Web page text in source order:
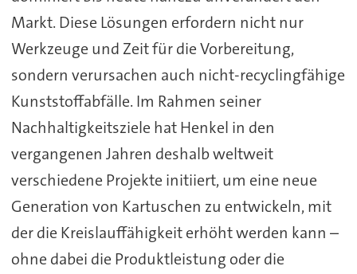
Markt. Diese Lösungen erfordern nicht nur
Werkzeuge und Zeit für die Vorbereitung,
sondern verursachen auch nicht-recyclingfähige
Kunststoffabfälle. Im Rahmen seiner
Nachhaltigkeitsziele hat Henkel in den
vergangenen Jahren deshalb weltweit
verschiedene Projekte initiiert, um eine neue
Generation von Kartuschen zu entwickeln, mit
der die Kreislauffähigkeit erhöht werden kann –
ohne dabei die Produktleistung oder die